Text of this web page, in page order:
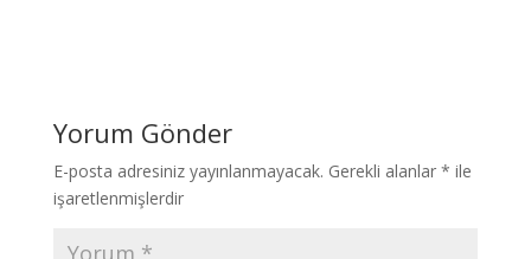
Yorum Gönder
E-posta adresiniz yayınlanmayacak. Gerekli alanlar * ile
işaretlenmişlerdir